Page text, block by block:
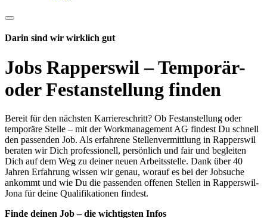
Darin sind wir wirklich gut
Jobs Rapperswil – Temporär-
oder Festanstellung finden
Bereit für den nächsten Karriereschritt? Ob Festanstellung oder
temporäre Stelle – mit der Workmanagement AG findest Du schnell
den passenden Job. Als erfahrene Stellenvermittlung in Rapperswil
beraten wir Dich professionell, persönlich und fair und begleiten
Dich auf dem Weg zu deiner neuen Arbeitsstelle. Dank über 40
Jahren Erfahrung wissen wir genau, worauf es bei der Jobsuche
ankommt und wie Du die passenden offenen Stellen in Rapperswil-
Jona für deine Qualifikationen findest.
Finde deinen Job – die wichtigsten Infos